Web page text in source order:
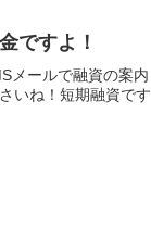
ですよ！
メールで融資の案内
いね！短期融資です